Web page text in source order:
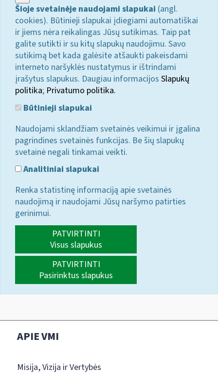
Šioje svetainėje naudojami slapukai (angl.
cookies). Būtinieji slapukai įdiegiami automatiškai
ir jiems nėra reikalingas Jūsų sutikimas. Taip pat
galite sutikti ir su kitų slapukų naudojimu. Savo
sutikimą bet kada galėsite atšaukti pakeisdami
interneto naršyklės nustatymus ir ištrindami
įrašytus slapukus. Daugiau informacijos Slapukų
politika; Privatumo politika.
Būtinieji slapukai
Naudojami sklandžiam svetainės veikimui ir įgalina
pagrindines svetainės funkcijas. Be šių slapukų
svetainė negali tinkamai veikti.
Analitiniai slapukai
Renka statistinę informaciją apie svetainės
naudojimą ir naudojami Jūsų naršymo patirties
gerinimui.
PATVIRTINTI
Visus slapukus
PATVIRTINTI
Pasirinktus slapukus
APIE VMI
Misija, Vizija ir Vertybės